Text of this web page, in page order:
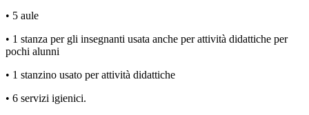
• 5 aule
• 1 stanza per gli insegnanti usata anche per attività didattiche per
pochi alunni
• 1 stanzino usato per attività didattiche
• 6 servizi igienici.